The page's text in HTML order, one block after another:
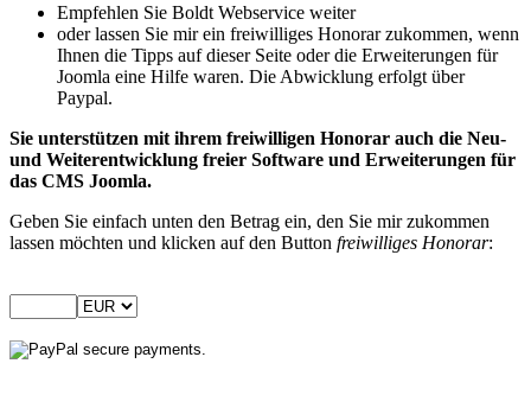
Empfehlen Sie Boldt Webservice weiter
oder lassen Sie mir ein freiwilliges Honorar zukommen, wenn
Ihnen die Tipps auf dieser Seite oder die Erweiterungen für
Joomla eine Hilfe waren. Die Abwicklung erfolgt über
Paypal.
Sie unterstützen mit ihrem freiwilligen Honorar auch die Neu-
und Weiterentwicklung freier Software und Erweiterungen für
das CMS Joomla.
Geben Sie einfach unten den Betrag ein, den Sie mir zukommen
lassen möchten und klicken auf den Button freiwilliges Honorar: